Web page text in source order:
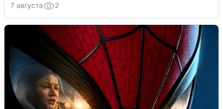
7 августа 2